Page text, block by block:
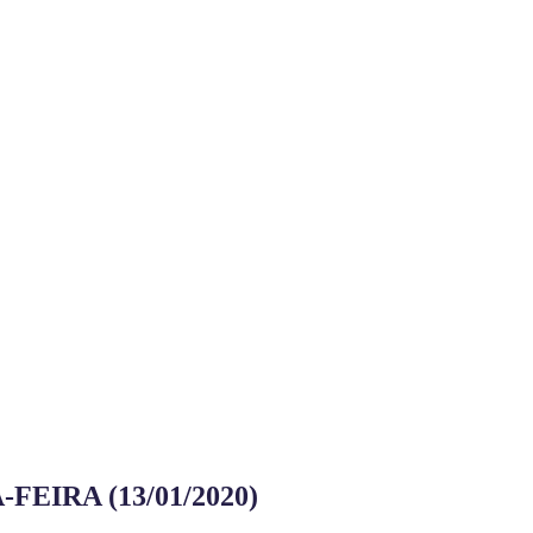
(13/01/2020)